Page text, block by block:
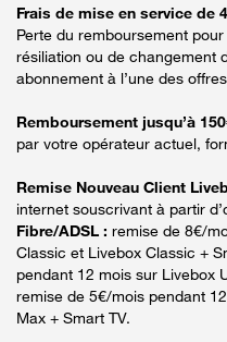
Frais de mise en service de
Perte du remboursement
résiliation ou de changement
abonnement à l’une des
Remboursement jusqu’à
par votre opérateur actuel,
Remise Nouveau Client
internet souscrivant à partir
Fibre/ADSL : remise de 8€/
Classic et Livebox Classic +
pendant 12 mois sur Livebox
remise de 5€/mois pendant
Max + Smart TV.